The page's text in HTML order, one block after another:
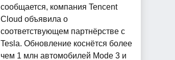
сообщается, компания Tencent
Cloud объявила о
соответствующем партнёрстве с
Tesla. Обновление коснётся более
чем 1 млн автомобилей Mode 3 и